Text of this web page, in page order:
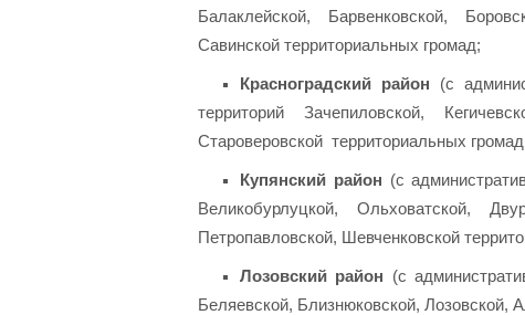
Балаклейской, Барвенковской,
Савинской территориальных громад;
Красноградский район (с
территорий Зачепиловской,
Староверовской территориальных
Купянский район (с
Великобурлуцкой, Ольховатской,
Петропавловской, Шевченковской
Лозовский район (с
Беляевской, Близнюковской, Лозовской,